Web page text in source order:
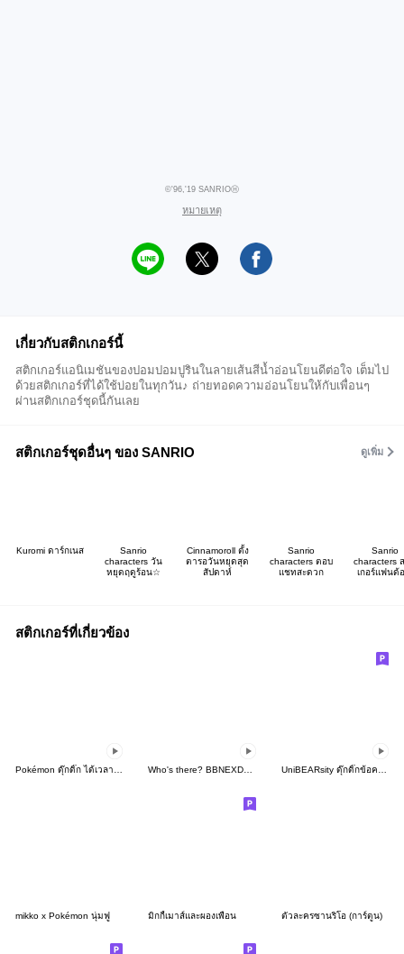
©'96,'19 SANRIOⒽ
หมายเหตุ
เกี่ยวกับสติกเกอร์นี้
สติกเกอร์แอนิเมชันของปอมปอมปูรินในลายเส้นสีน้ำอ่อนโยนดีต่อใจ เต็มไป
ด้วยสติกเกอร์ที่ได้ใช้บ่อยในทุกวัน♪ ถ่ายทอดความอ่อนโยนให้กับเพื่อนๆ
ผ่านสติกเกอร์ชุดนี้กันเลย
สติกเกอร์ชุดอื่นๆ ของ SANRIO ดูเพิ่ม
Kuromi ดาร์กเนส
Sanrio
characters วัน
หยุดฤดูร้อน☆
Cinnamoroll ตั้ง
ตารอวันหยุดสุด
สัปดาห์
Sanrio
characters ตอบ
แชทสะดวก
Sanrio
characters
เกอร์แฟนด้
สติกเกอร์ที่เกี่ยวข้อง
Pokémon ดุ๊กดิ๊ก ได้เวลาหนี! Who's there? BBNEXDO! 2 UniBEARsity ดุ๊กดิ๊กข้อความบิ๊กมาก
mikko x Pokémon นุ่มฟู มิกกี้เมาส์และผองเพื่อน ตัวละครซานริโอ (การ์ตูน)